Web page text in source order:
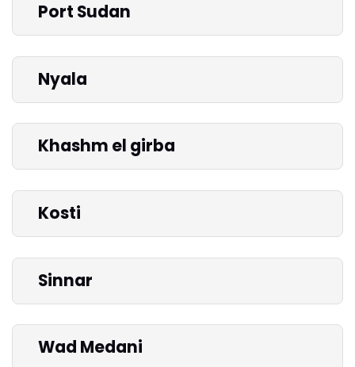
Port Sudan
Nyala
Khashm el girba
Kosti
Sinnar
Wad Medani